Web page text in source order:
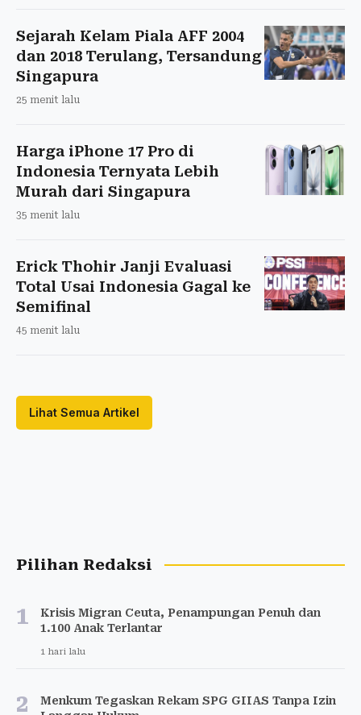
Sejarah Kelam Piala AFF 2004
dan 2018 Terulang, Tersandung
Singapura
25 menit lalu
Harga iPhone 17 Pro di
Indonesia Ternyata Lebih
Murah dari Singapura
35 menit lalu
Erick Thohir Janji Evaluasi
Total Usai Indonesia Gagal ke
Semifinal
45 menit lalu
Lihat Semua Artikel
Pilihan Redaksi
1
Krisis Migran Ceuta, Penampungan Penuh dan
1.100 Anak Terlantar
1 hari lalu
2
Menkum Tegaskan Rekam SPG GIIAS Tanpa Izin